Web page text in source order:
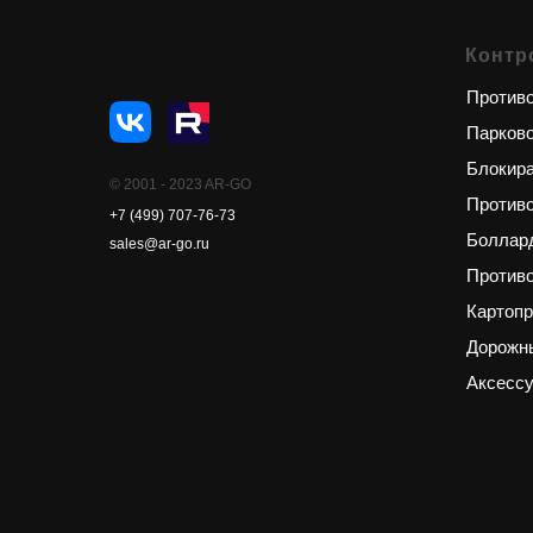
© 2001 - 2023 AR-GO
+7 (499) 707-76-73
sales@ar-go.ru